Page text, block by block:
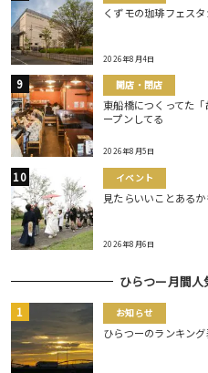
くずモの珈琲フェス
2026年8月4日
開店・閉店
東船橋につくってた
ープンしてる
2026年8月5日
イベント
見たらいいことある
2026年8月6日
ひらつー月間
お知らせ
ひらつーのランキン